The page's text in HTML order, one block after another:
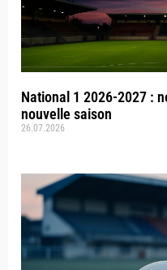
National 1 2026-2027 :
nouvelle saison
26.07.2026